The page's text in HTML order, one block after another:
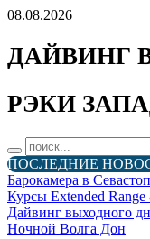
08.08.2026
ДАЙВИНГ
РЭКИ
ПОСЛЕДНИЕ
Барокамера в
Курсы Extended
Дайвинг выходного
Ночной Волга Дон